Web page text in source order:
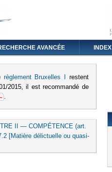
AVANCÉE INDEX
règlement Bruxelles I
restent
2015, il est recommandé de
.
II — COMPÉTENCE (art.
[Matière délictuelle ou quasi-